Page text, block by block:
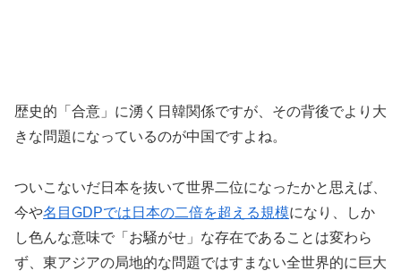
歴史的「合意」に湧く日韓関係ですが、その背後でより大
きな問題になっているのが中国ですよね。
ついこないだ日本を抜いて世界二位になったかと思えば、
今や名目GDPでは日本の二倍を超える規模になり、しか
し色んな意味で「お騒がせ」な存在であることは変わら
ず、東アジアの局地的な問題ではすまない全世界的に巨大